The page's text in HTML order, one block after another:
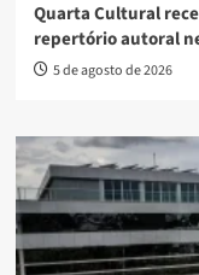
Quarta Cultural
repertório autoral
5 de agosto de 2026